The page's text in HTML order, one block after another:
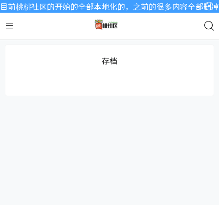
前桃桃社区的开始的全部本地化的，之前的很多内容全部删
存档